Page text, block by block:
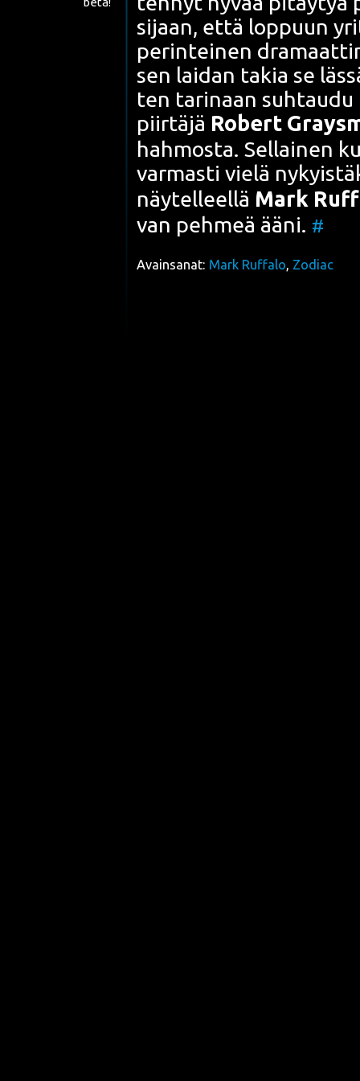
sijaan, että lop­puun
perin­tei­nen
sen lai­dan takia se
ten tari­naan
piir­tä­jä Robert
hah­mos­ta. Sel­lai­nen
var­mas­ti vie­lä
näy­tel­leel­lä Mark
van peh­meä ääni. #
Avainsanat: Mark Ruffalo, Zodiac